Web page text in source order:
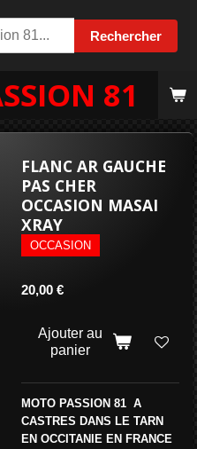
Rechercher
81
FLANC AR GAUCHE
PAS CHER
OCCASION MASAI
XRAY
OCCASION
20,00 €
Ajouter au
panier
MOTO PASSION 81 A
CASTRES DANS LE TARN
EN OCCITANIE EN FRANCE